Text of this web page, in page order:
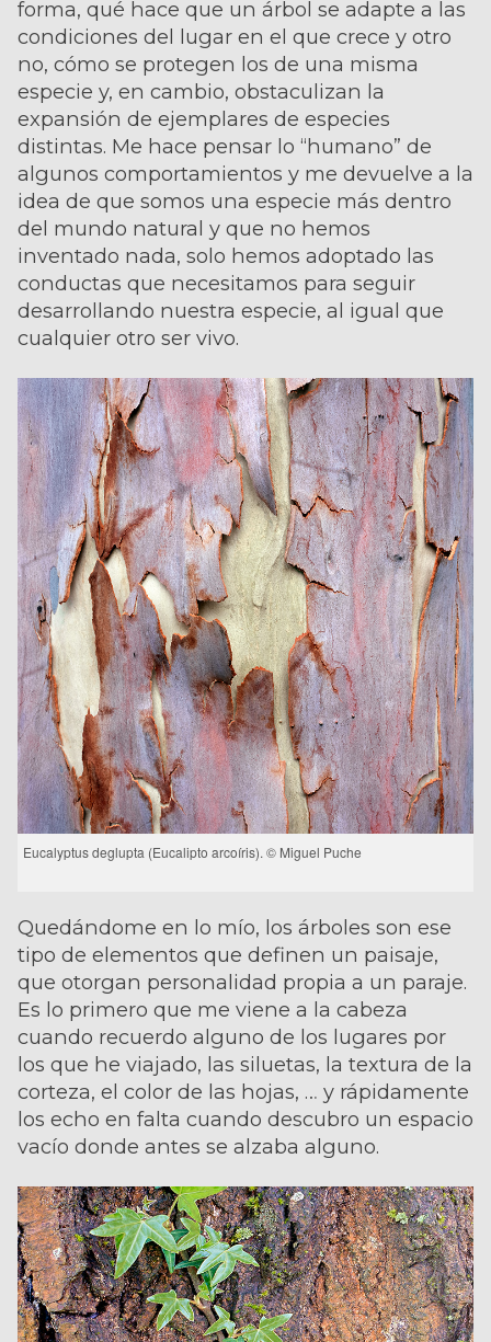
forma, qué hace que un árbol se adapte a las
condiciones del lugar en el que crece y otro
no, cómo se protegen los de una misma
especie y, en cambio, obstaculizan la
expansión de ejemplares de especies
distintas. Me hace pensar lo “humano” de
algunos comportamientos y me devuelve a la
idea de que somos una especie más dentro
del mundo natural y que no hemos
inventado nada, solo hemos adoptado las
conductas que necesitamos para seguir
desarrollando nuestra especie, al igual que
cualquier otro ser vivo.
Eucalyptus deglupta (Eucalipto arcoíris). © Miguel Puche
Quedándome en lo mío, los árboles son ese
tipo de elementos que definen un paisaje,
que otorgan personalidad propia a un paraje.
Es lo primero que me viene a la cabeza
cuando recuerdo alguno de los lugares por
los que he viajado, las siluetas, la textura de la
corteza, el color de las hojas, … y rápidamente
los echo en falta cuando descubro un espacio
vacío donde antes se alzaba alguno.